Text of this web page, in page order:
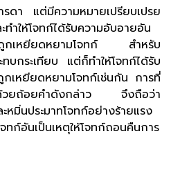
รดา แต่มีความหมายเปรียบเปรย
ทำให้โจทก์ได้รับความอับอายอัน
ถูกเหยียดหยามโจทก์ สำหรับ
ทบกระเทียบ แต่ก็ทำให้โจทก์ได้รับ
กเหยียดหยามโจทก์เช่นกัน การที่
าด้วยถ้อยคำดังกล่าว จึงถือว่า
มิ่นประมาทโจทก์อย่างร้ายแรง
ทก์อันเป็นเหตุให้โจทก์ถอนคืนการ